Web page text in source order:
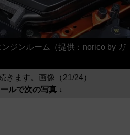
ジンルーム（提供：norico by ガ
きます。画像（21/24）
ルで次の写真 ↓